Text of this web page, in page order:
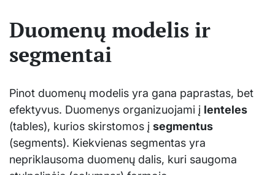
Duomenų modelis ir
segmentai
Pinot duomenų modelis yra gana paprastas, bet
efektyvus. Duomenys organizuojami į lenteles
(tables), kurios skirstomos į segmentus
(segments). Kiekvienas segmentas yra
nepriklausoma duomenų dalis, kuri saugoma